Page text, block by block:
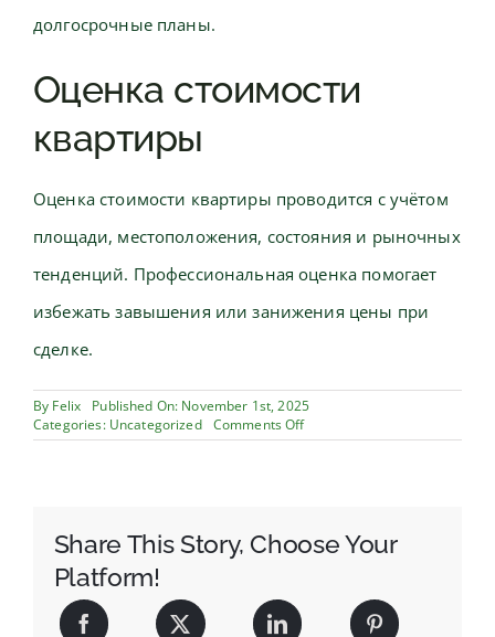
долгосрочные планы.
Оценка стоимости
квартиры
Оценка стоимости квартиры проводится с учётом
площади, местоположения, состояния и рыночных
тенденций. Профессиональная оценка помогает
избежать завышения или занижения цены при
сделке.
By Felix
Published On: November 1st, 2025
Categories: Uncategorized Comments Offon
Квартира
и
продажа
Share This Story, Choose Your
Platform!